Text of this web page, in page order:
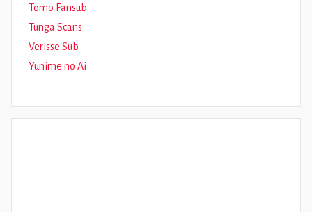
Tomo Fansub
Tunga Scans
Verisse Sub
Yunime no Ai